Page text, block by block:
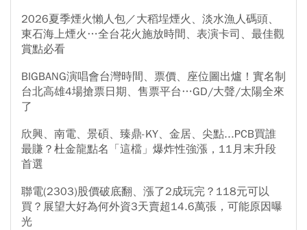
2026夏季煙火懶人包／大稻埕煙火、淡水漁人碼頭、
東石海上煙火…全台花火施放時間、表演卡司、最佳觀
賞點必看
BIGBANG演唱會台灣時間、票價、座位圖出爐！實名制
台北高雄4場搶票日期、售票平台…GD/大聲/太陽全來
了
欣興、南電、景碩、臻鼎-KY、金居、尖點...PCB買誰
最賺？杜金龍點名「這檔」爆炸性強漲，11月末升段
首選
聯電(2303)股價破底翻、漲了2成玩完？118元可以
買？展望大好為何外資3天賣超14.6萬張，可能原因曝
光